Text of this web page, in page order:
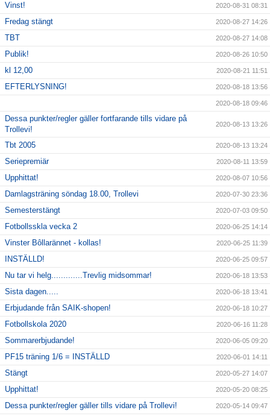
Vinst! 2020-08-31 08:31
Fredag stängt 2020-08-27 14:26
TBT 2020-08-27 14:08
Publik! 2020-08-26 10:50
kl 12,00 2020-08-21 11:51
EFTERLYSNING! 2020-08-18 13:56
2020-08-18 09:46
Dessa punkter/regler gäller fortfarande tills vidare på
Trollevi!
2020-08-13 13:26
Tbt 2005 2020-08-13 13:24
Seriepremiär 2020-08-11 13:59
Upphittat! 2020-08-07 10:56
Damlagsträning söndag 18.00, Trollevi 2020-07-30 23:36
Semesterstängt 2020-07-03 09:50
Fotbollsskla vecka 2 2020-06-25 14:14
Vinster Bôllarännet - kollas! 2020-06-25 11:39
INSTÄLLD! 2020-06-25 09:57
Nu tar vi helg.............Trevlig midsommar! 2020-06-18 13:53
Sista dagen..... 2020-06-18 13:41
Erbjudande från SAIK-shopen! 2020-06-18 10:27
Fotbollskola 2020 2020-06-16 11:28
Sommarerbjudande! 2020-06-05 09:20
PF15 träning 1/6 = INSTÄLLD 2020-06-01 14:11
Stängt 2020-05-27 14:07
Upphittat! 2020-05-20 08:25
Dessa punkter/regler gäller tills vidare på Trollevi! 2020-05-14 09:47